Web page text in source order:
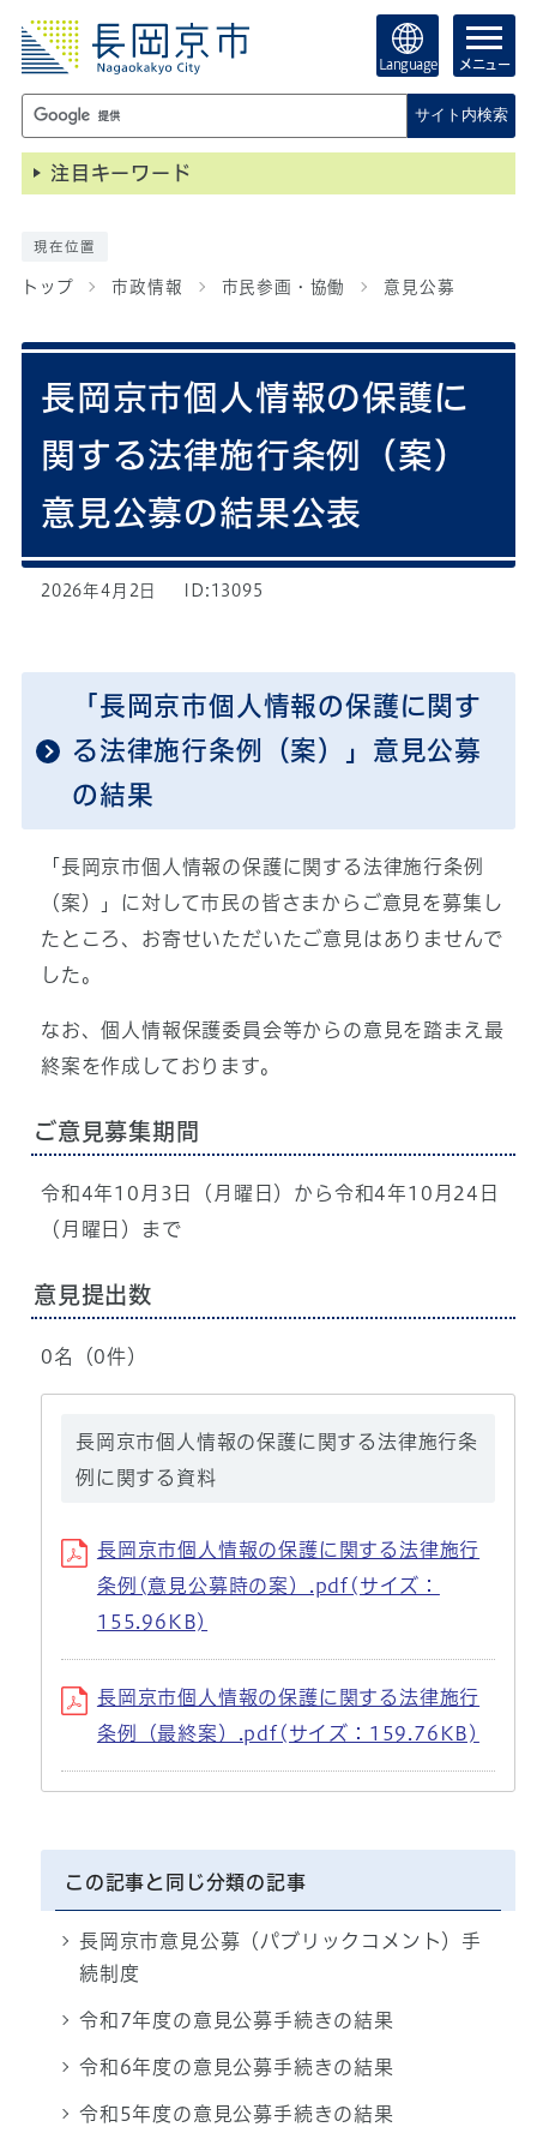
Language メニュー
サイト内検索
注目キーワード
現在位置
トップ 市政情報 市民参画・協働 意見公募
長岡京市個人情報の保護に
関する法律施行条例（案）
意見公募の結果公表
2026年4月2日 ID:13095
「長岡京市個人情報の保護に関す
る法律施行条例（案）」意見公募
の結果
「長岡京市個人情報の保護に関する法律施行条例
（案）」に対して市民の皆さまからご意見を募集し
たところ、お寄せいただいたご意見はありませんで
した。
なお、個人情報保護委員会等からの意見を踏まえ最
終案を作成しております。
ご意見募集期間
令和4年10月3日（月曜日）から令和4年10月24日
（月曜日）まで
意見提出数
0名（0件）
長岡京市個人情報の保護に関する法律施行条
例に関する資料
長岡京市個人情報の保護に関する法律施行
条例(意見公募時の案）.pdf(サイズ：
155.96KB)
長岡京市個人情報の保護に関する法律施行
条例（最終案）.pdf(サイズ：159.76KB)
この記事と同じ分類の記事
長岡京市意見公募（パブリックコメント）手
続制度
令和7年度の意見公募手続きの結果
令和6年度の意見公募手続きの結果
令和5年度の意見公募手続きの結果